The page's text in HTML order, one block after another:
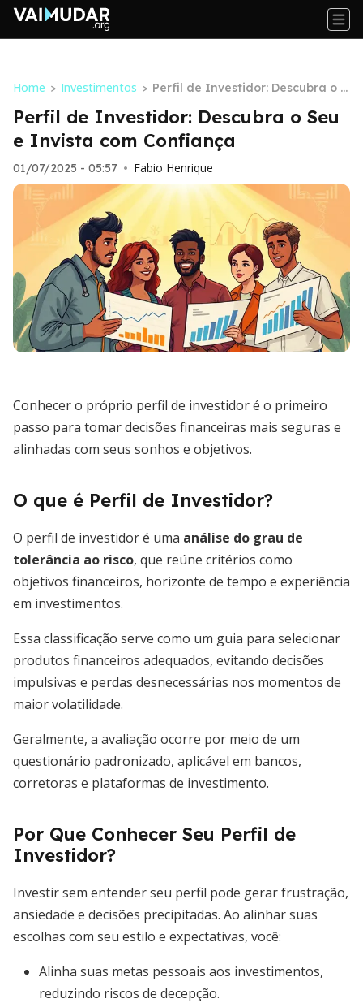
Home > Investimentos > Perfil de Investidor: Descubra o S
eu e Invista com Confiança
Perfil de Investidor: Descubra o Seu
e Invista com Confiança
01/07/2025 - 05:57 • Fabio Henrique
Conhecer o próprio perfil de investidor é o primeiro
passo para tomar decisões financeiras mais seguras e
alinhadas com seus sonhos e objetivos.
O que é Perfil de Investidor?
O perfil de investidor é uma análise do grau de
tolerância ao risco, que reúne critérios como
objetivos financeiros, horizonte de tempo e experiência
em investimentos.
Essa classificação serve como um guia para selecionar
produtos financeiros adequados, evitando decisões
impulsivas e perdas desnecessárias nos momentos de
maior volatilidade.
Geralmente, a avaliação ocorre por meio de um
questionário padronizado, aplicável em bancos,
corretoras e plataformas de investimento.
Por Que Conhecer Seu Perfil de
Investidor?
Investir sem entender seu perfil pode gerar frustração,
ansiedade e decisões precipitadas. Ao alinhar suas
escolhas com seu estilo e expectativas, você:
Alinha suas metas pessoais aos investimentos,
reduzindo riscos de decepção.